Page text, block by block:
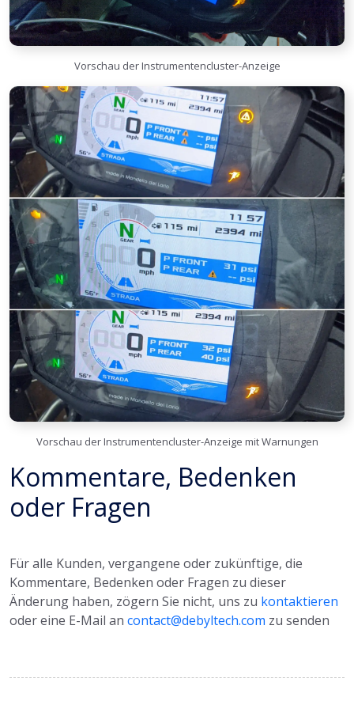
Vorschau der Instrumentencluster-Anzeige
Vorschau der Instrumentencluster-Anzeige mit Warnungen
Kommentare, Bedenken
oder Fragen
Für alle Kunden, vergangene oder zukünftige, die
Kommentare, Bedenken oder Fragen zu dieser
Änderung haben, zögern Sie nicht, uns zu kontaktieren
oder eine E-Mail an contact@debyltech.com zu senden